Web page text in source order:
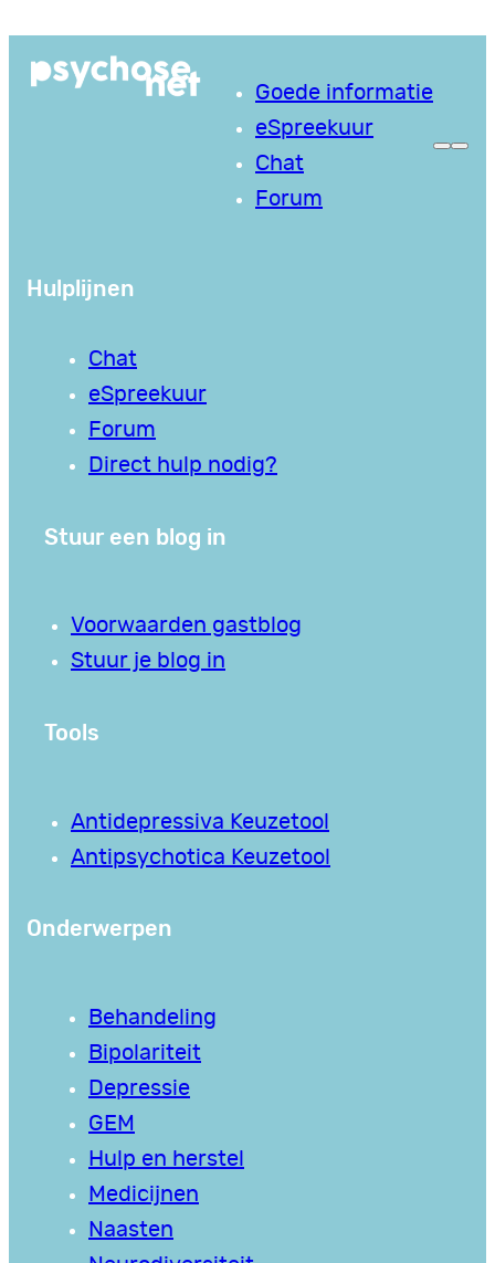
naar
Goede informatie
eSpreekuur
Chat
Forum
Hulplijnen
Chat
eSpreekuur
Forum
Direct hulp nodig?
Stuur een blog in
Voorwaarden gastblog
Stuur je blog in
Tools
Antidepressiva Keuzetool
Antipsychotica Keuzetool
Onderwerpen
Behandeling
Bipolariteit
Depressie
GEM
Hulp en herstel
Medicijnen
Naasten